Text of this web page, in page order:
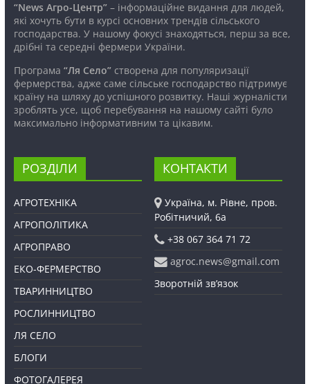
“News Агро-Центр”– інформаційне видання для людей,
які хочуть бути в курсі основних трендів сільського
господарства. У нашому фокусі знаходяться, перш за все,
дрібні та середні фермери України.
Програма “Ля Село”створена для популяризації
фермерства, адже саме сільське господарство підтримує
країну на шляху до успішного розвитку. Наші журналісти
зроблять усе, щоб перебування на нашому сайті було
максимально інформативним та цікавим.
РОЗДІЛИ
АГРОТЕХНІКА
АГРОПОЛІТИКА
АГРОПРАВО
ЕКО-ФЕРМЕРСТВО
ТВАРИННИЦТВО
РОСЛИННИЦТВО
ЛЯ СЕЛО
БЛОГИ
ФОТОГАЛЕРЕЯ
КОНТАКТИ
Україна, м. Рівне, пров.
Робітничий, 6а
+38 067 364 71 72
agroc.news@gmail.com
Зворотній зв’язок